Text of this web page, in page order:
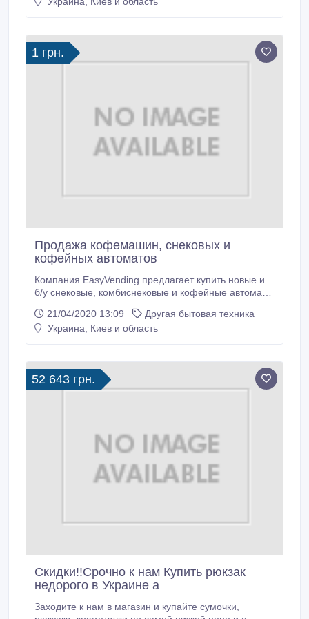
підходить для продажу в торгових мережах. 2.
домашнього використання.
1 грн.
Продажа кофемашин, снековых и
кофейных автоматов
Компания EasyVending предлагает купить новые и
б/у снековые, комбиснековые и кофейные автоматы
также кофемашины премиум класса Rheavendors
для кофе точек в супермаркетах, АЗС , рейсовых
кофе, чай и все ингредиенты и запчасти для
кофейных автоматов.
21/04/2020 13:09
Другая бытовая техника
Украина, Киев и область
52 643 грн.
Скидки!!Срочно к нам Купить рюкзак
недорого в Украине a
Заходите к нам в магазин и купайте сумочки,